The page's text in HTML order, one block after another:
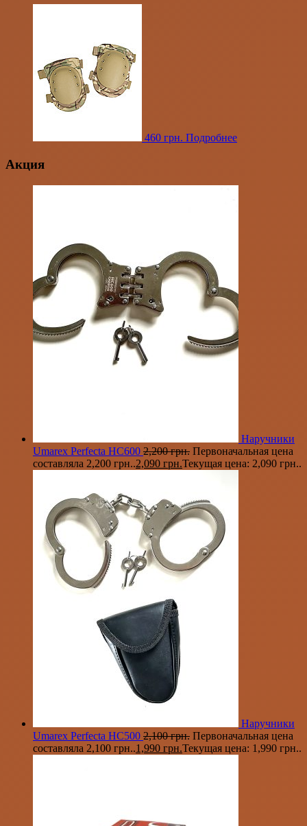
460 грн. Подробнее
Акция
Наручники
Umarex Perfecta HC600 2,200грн. Первоначальная цена
составляла 2,200 грн..2,090 грн.Текущая цена: 2,090 грн..
Наручники
Umarex Perfecta HC500 2,100грн. Первоначальная цена
составляла 2,100 грн..1,990 грн.Текущая цена: 1,990 грн..